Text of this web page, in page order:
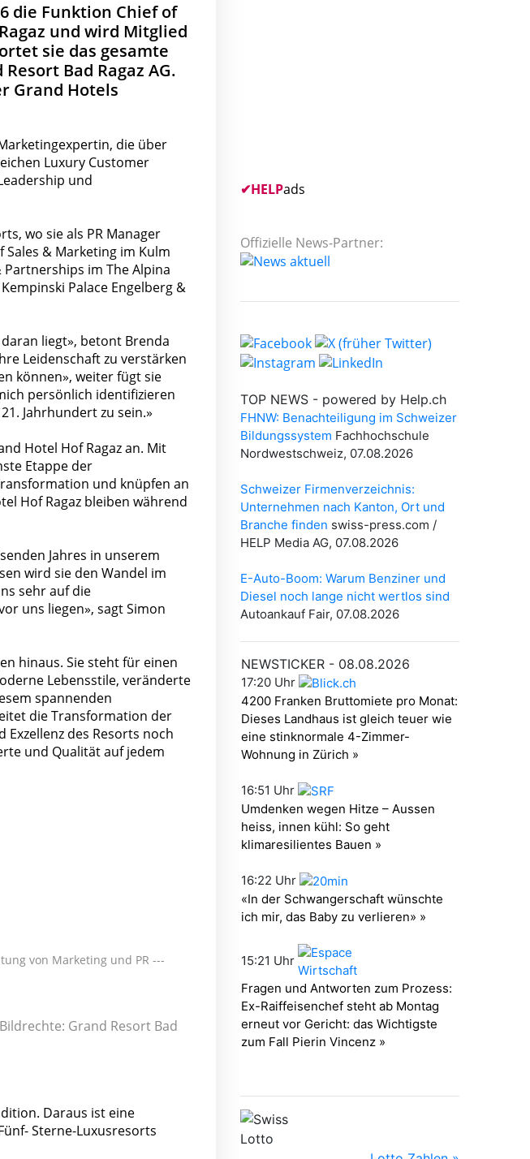
die Funktion Chief of
und wird Mitglied
sie das gesamte
Bad Ragaz AG.
Grand Hotels
die über
Luxury Customer
und
wo sie als PR Manager
& Marketing im Kulm
im The Alpina
Palace Engelberg &
liegt», betont Brenda
Leidenschaft zu verstärken
können», weiter fügt sie
persönlich identifizieren
Jahrhundert zu sein.»
Hotel Hof Ragaz an. Mit
Etappe der
und knüpfen an
Hof Ragaz bleiben während
Jahres in unserem
wird sie den Wandel im
sehr auf die
uns liegen», sagt Simon
hinaus. Sie steht für einen
Lebensstile, veränderte
spannenden
die Transformation der
des Resorts noch
und Qualität auf jedem
von Marketing und PR ---
Grand Resort Bad
Daraus ist eine
Sterne-Luxusresorts
✔HELPads
Offizielle News-Partner: